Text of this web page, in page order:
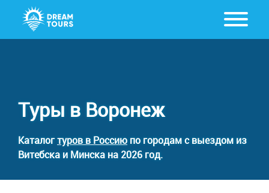
Туры в Воронеж
Каталогтуров в Россию по городам с выездом из
Витебска и Минска на 2026 год.